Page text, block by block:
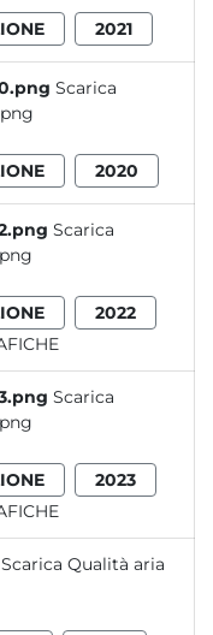
2021
Scarica
2020
Scarica
2022
Scarica
2023
Scarica Qualità aria